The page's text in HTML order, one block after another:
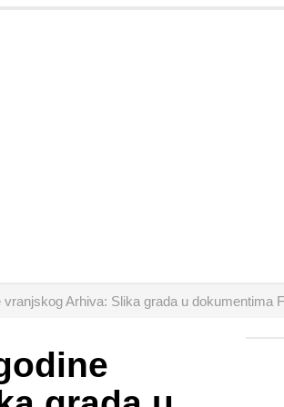
Arhiva: Slika grada u dokumentima